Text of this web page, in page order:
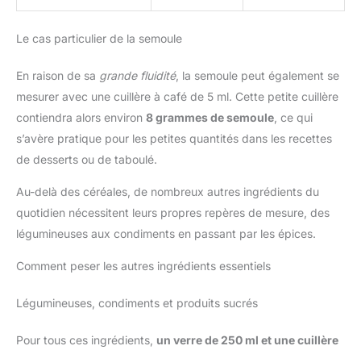
Le cas particulier de la semoule
En raison de sa grande fluidité, la semoule peut également se
mesurer avec une cuillère à café de 5 ml. Cette petite cuillère
contiendra alors environ 8 grammes de semoule , ce qui
s’avère pratique pour les petites quantités dans les recettes
de desserts ou de taboulé.
Au-delà des céréales, de nombreux autres ingrédients du
quotidien nécessitent leurs propres repères de mesure, des
légumineuses aux condiments en passant par les épices.
Comment peser les autres ingrédients essentiels
Légumineuses, condiments et produits sucrés
Pour tous ces ingrédients, un verre de 250 ml et une cuillère